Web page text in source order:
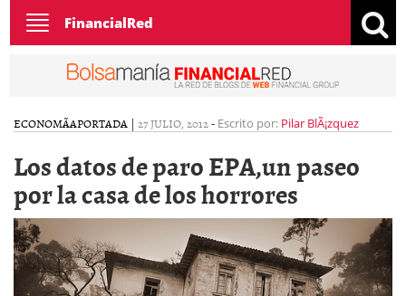
Toggle
navigation
FinancialRed
ECONOMÃ­APORTADA | 27 JULIO, 2012- Escrito por: Pilar BlÃ¡zquez
Los datos de paro EPA,un paseo
por la casa de los horrores